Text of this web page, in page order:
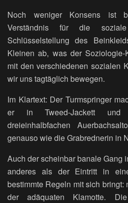
Noch weniger Konsens ist
Verständnis für die
Schlüsselstellung des
Kleinen ab, was der Soziologie-
mit den verschiedenen sozialen
wir uns tagtäglich bewegen.
Im Klartext: Der Turmspringer
er in Tweed-Jackett und
dreieinhalbfachen
genauso wie die Grabrednerin in
Auch der scheinbar banale Gang
anderes als der Eintritt in
bestimmte Regeln mit sich
der adäquaten Klamotte.